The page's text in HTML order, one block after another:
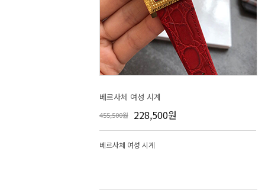
베르사체 여성 시계
455,500원 228,500원
베르사체 여성 시계